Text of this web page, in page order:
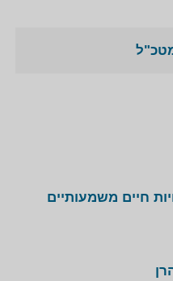
חיים משמעותיים